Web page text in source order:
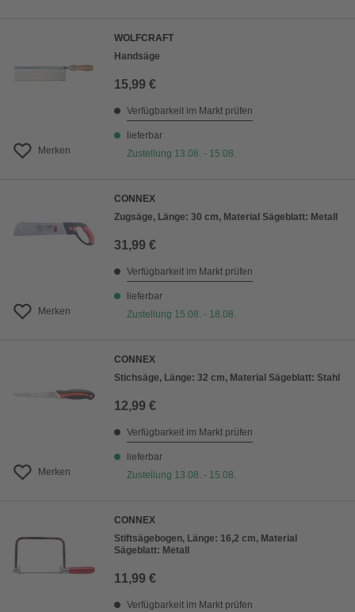
Merken
WOLFCRAFT
Handsäge
15,99 €
Verfügbarkeit im Markt prüfen
lieferbar
Zustellung 13.08. - 15.08.
Merken
CONNEX
Zugsäge, Länge: 30 cm, Material Sägeblatt: Metall
31,99 €
Verfügbarkeit im Markt prüfen
lieferbar
Zustellung 15.08. - 18.08.
Merken
CONNEX
Stichsäge, Länge: 32 cm, Material Sägeblatt: Stahl
12,99 €
Verfügbarkeit im Markt prüfen
lieferbar
Zustellung 13.08. - 15.08.
CONNEX
Stiftsägebogen, Länge: 16,2 cm, Material
Sägeblatt: Metall
11,99 €
Verfügbarkeit im Markt prüfen